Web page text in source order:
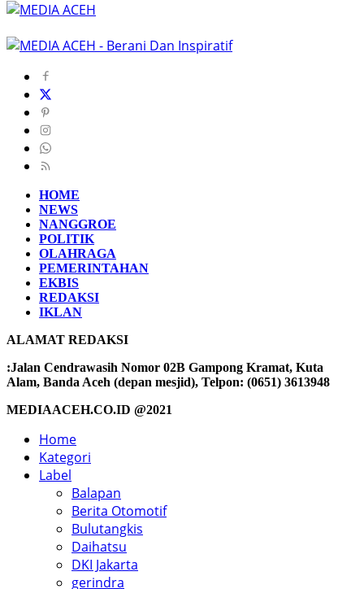
HOME
NEWS
NANGGROE
POLITIK
OLAHRAGA
PEMERINTAHAN
EKBIS
REDAKSI
IKLAN
ALAMAT REDAKSI
:Jalan Cendrawasih Nomor 02B Gampong Kramat, Kuta
Alam, Banda Aceh (depan mesjid), Telpon: (0651) 3613948
MEDIAACEH.CO.ID @2021
Home
Kategori
Label
Balapan
Berita Otomotif
Bulutangkis
Daihatsu
DKI Jakarta
gerindra